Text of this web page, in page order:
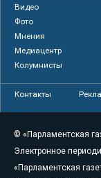
Видео
Фото
Мнения
Медиацентр
Колумнисты
Контакты
© «Парламентская
Электронное
«Парламентская